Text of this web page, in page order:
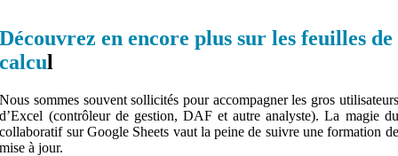
Découvrez en encore plus sur les feuilles de
calcul
Nous sommes souvent sollicités pour accompagner les gros utilisateurs
d’Excel (contrôleur de gestion, DAF et autre analyste). La magie du
collaboratif sur Google Sheets vaut la peine de suivre une formation de
mise à jour.